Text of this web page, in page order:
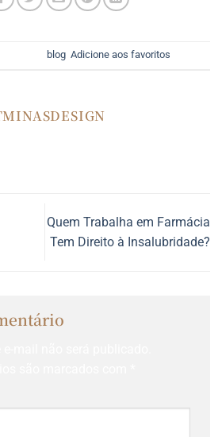
blog Adicione aos favoritos
Quem Trabalha em Farmácia
Tem Direito à Insalubridade?